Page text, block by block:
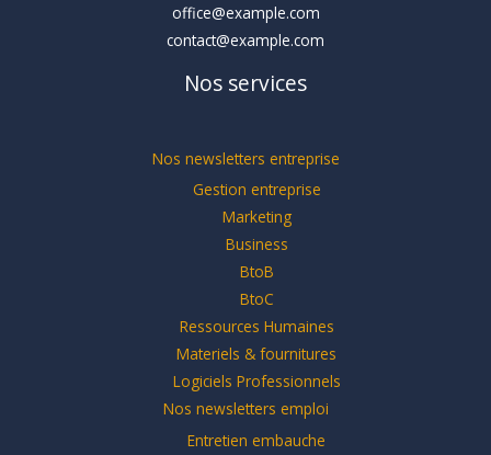
office@example.com
contact@example.com
Nos services
Nos newsletters entreprise
Gestion entreprise
Marketing
Business
BtoB
BtoC
Ressources Humaines
Materiels & fournitures
Logiciels Professionnels
Nos newsletters emploi
Entretien embauche